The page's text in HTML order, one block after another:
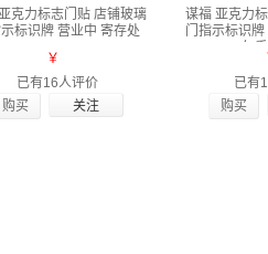
克力标志门贴 店铺玻璃
标识牌 营业中 寄存处
￥
已有16人评价
购买
谋福 亚克力
门指示标识
已有
购买